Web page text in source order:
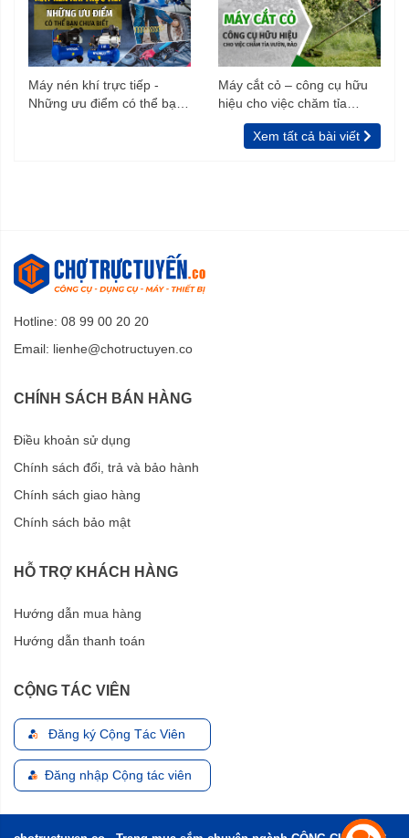
Máy nén khí trực tiếp -
Những ưu điểm có thể bạn
Máy cắt cỏ – công cụ hữu
hiệu cho việc chăm tỉa
vườn, rào
Xem tất cả bài viết
Hotline: 08 99 00 20 20
Email: lienhe@chotructuyen.co
CHÍNH SÁCH BÁN HÀNG
Điều khoản sử dụng
Chính sách đổi, trả và bảo hành
Chính sách giao hàng
Chính sách bảo mật
HỖ TRỢ KHÁCH HÀNG
Hướng dẫn mua hàng
Hướng dẫn thanh toán
CỘNG TÁC VIÊN
Đăng ký Cộng Tác Viên
Đăng nhập Cộng tác viên